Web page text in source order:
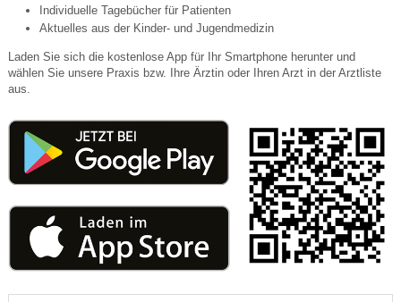
Individuelle Tagebücher für Patienten
Aktuelles aus der Kinder- und Jugendmedizin
Laden Sie sich die kostenlose App für Ihr Smartphone herunter und
wählen Sie unsere Praxis bzw. Ihre Ärztin oder Ihren Arzt in der Arztliste
aus.